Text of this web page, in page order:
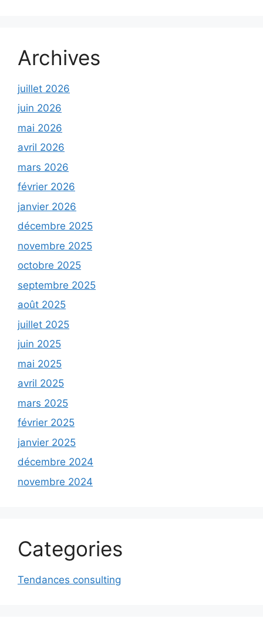
Archives
juillet 2026
juin 2026
mai 2026
avril 2026
mars 2026
février 2026
janvier 2026
décembre 2025
novembre 2025
octobre 2025
septembre 2025
août 2025
juillet 2025
juin 2025
mai 2025
avril 2025
mars 2025
février 2025
janvier 2025
décembre 2024
novembre 2024
Categories
Tendances consulting